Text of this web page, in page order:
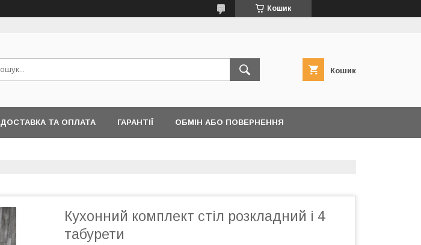
Кошик
Кошик
ДОСТАВКА ТА ОПЛАТА ГАРАНТІЇ ОБМІН АБО ПОВЕРНЕННЯ
Кухонний комплект стіл розкладний і 4
табурети